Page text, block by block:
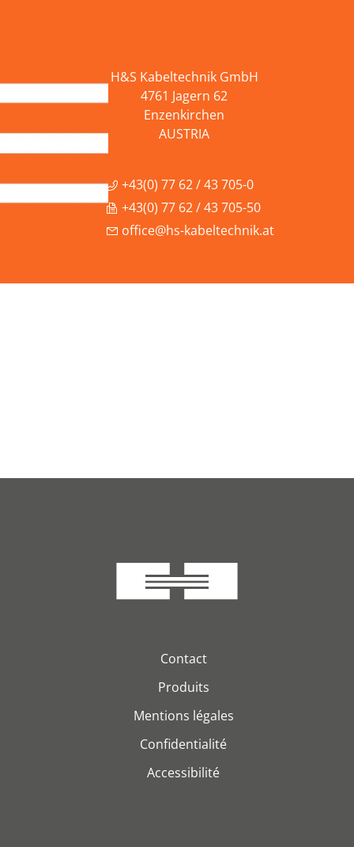
H&S Kabeltechnik GmbH
4761 Jagern 62
Enzenkirchen
AUSTRIA
+43(0) 77 62 / 43 705-0
+43(0) 77 62 / 43 705-50
office@hs-kabeltechnik.at
Contact
Produits
Mentions légales
Confidentialité
Accessibilité